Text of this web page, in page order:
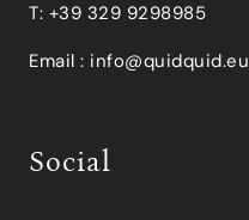
T: +39 329 9298985
Email : info@quidquid.eu
Social